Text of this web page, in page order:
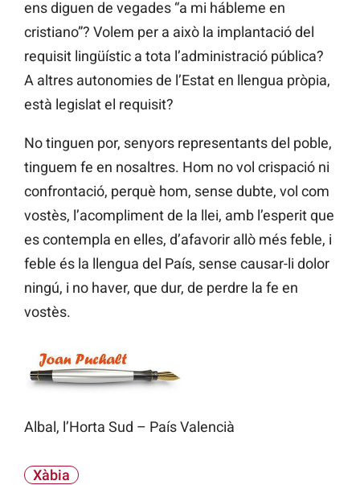
ens diguen de vegades “a mi hábleme en
cristiano”? Volem per a això la implantació del
requisit lingüístic a tota l’administració pública?
A altres autonomies de l’Estat en llengua pròpia,
està legislat el requisit?
No tinguen por, senyors representants del poble,
tinguem fe en nosaltres. Hom no vol crispació ni
confrontació, perquè hom, sense dubte, vol com
vostès, l’acompliment de la llei, amb l’esperit que
es contempla en elles, d’afavorir allò més feble, i
feble és la llengua del País, sense causar-li dolor
ningú, i no haver, que dur, de perdre la fe en
vostès.
Albal, l’Horta Sud – País Valencià
Xàbia